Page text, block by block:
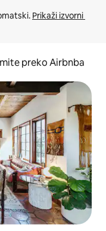
Prikaži izvorni
preko Airbnba